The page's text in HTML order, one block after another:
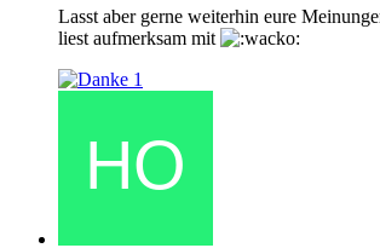
Lasst aber gerne weiterhin eure
liest aufmerksam mit
1